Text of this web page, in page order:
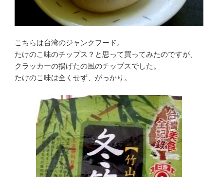
こちらは台湾のジャンクフード。
たけのこ味のチップス？と思って買ってみたのですが、
クラッカーの揚げたの風のチップスでした。
たけのこ味は全くせず、がっかり。